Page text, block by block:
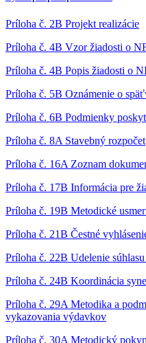
Príloha č. 2B Projekt realizácie
Príloha č. 4B Vzor žiadosti o
Príloha č. 4B Popis žiadosti o
Príloha č. 5B Oznámenie o
Príloha č. 6B Podmienky
Príloha č. 8A Stavebný rozpočet
Príloha č. 16A Zoznam
Príloha č. 17B Informácia pre
Príloha č. 19B Metodické
Príloha č. 21B Čestné
Príloha č. 22B Udelenie
Príloha č. 24B Koordinácia
Príloha č. 29A Metodika a
vykazovania výdavkov
Príloha č. 30A Metodický